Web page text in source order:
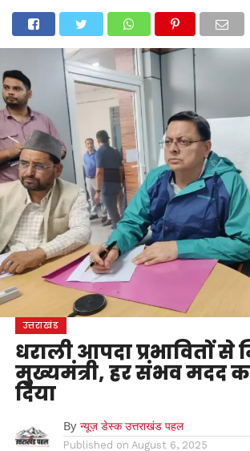
अल्मोड़ा उत्तरकाशीउधम सिंह नगर चंपावत
देहरादून
नैनीताल पिथौरागढ़ पौड़ी गढ़वाल बागेश्वर
मनोरंजन
उत्तराखंड
धराली आपदा प्रभावितों से
मुख्यमंत्री, हर संभव मदद
दिया
By न्यूज़ डेस्क उत्तराखंड पहल
Published on August 6, 2025